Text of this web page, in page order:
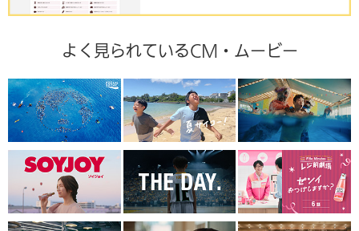
よく見られているCM・ムービー